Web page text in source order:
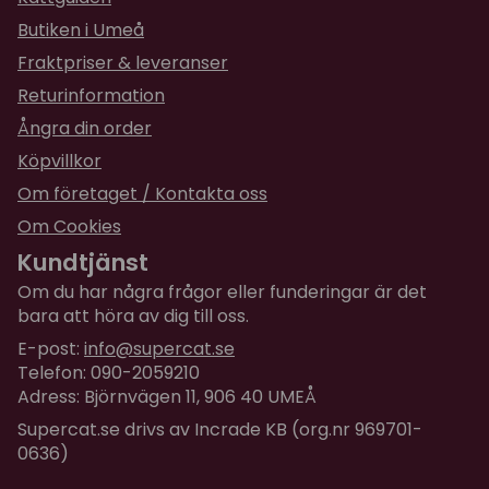
Butiken i Umeå
Fraktpriser & leveranser
Returinformation
Ångra din order
Köpvillkor
Om företaget / Kontakta oss
Om Cookies
Kundtjänst
Om du har några frågor eller funderingar är det
bara att höra av dig till oss.
E-post: info@supercat.se
Telefon: 090-2059210
Adress: Björnvägen 11, 906 40 UMEÅ
Supercat.se drivs av Incrade KB (org.nr 969701-
0636)